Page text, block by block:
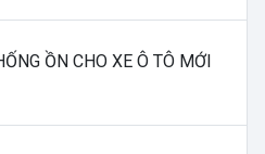
ỒN CHO XE Ô TÔ MỚI